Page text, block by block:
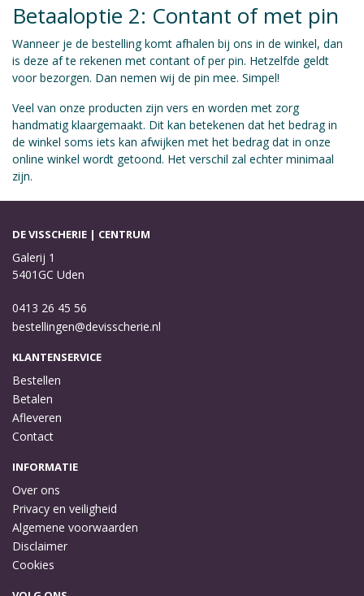
Betaaloptie 2: Contant of met pin
Wanneer je de bestelling komt afhalen bij ons in de winkel, dan
is deze af te rekenen met contant of per pin. Hetzelfde geldt
voor bezorgen. Dan nemen wij de pin mee. Simpel!
Veel van onze producten zijn vers en worden met zorg
handmatig klaargemaakt. Dit kan betekenen dat het bedrag in
de winkel soms iets kan afwijken met het bedrag dat in onze
online winkel wordt getoond. Het verschil zal echter minimaal
zijn.
DE VISSCHERIE | CENTRUM
Galerij 1
5401GC Uden
0413 26 45 56
bestellingen@devisscherie.nl
KLANTENSERVICE
Bestellen
Betalen
Afleveren
Contact
INFORMATIE
Over ons
Privacy en veiligheid
Algemene voorwaarden
Disclaimer
Cookies